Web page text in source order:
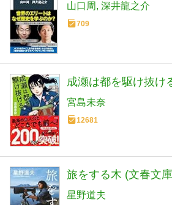
山口周 深井龍之介
709
成瀬は都を駆け抜け
宮島未奈
12681
旅をする木 (文春文
星野道夫